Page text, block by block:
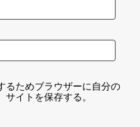
るためブラウザーに自分の
イトを保存する。